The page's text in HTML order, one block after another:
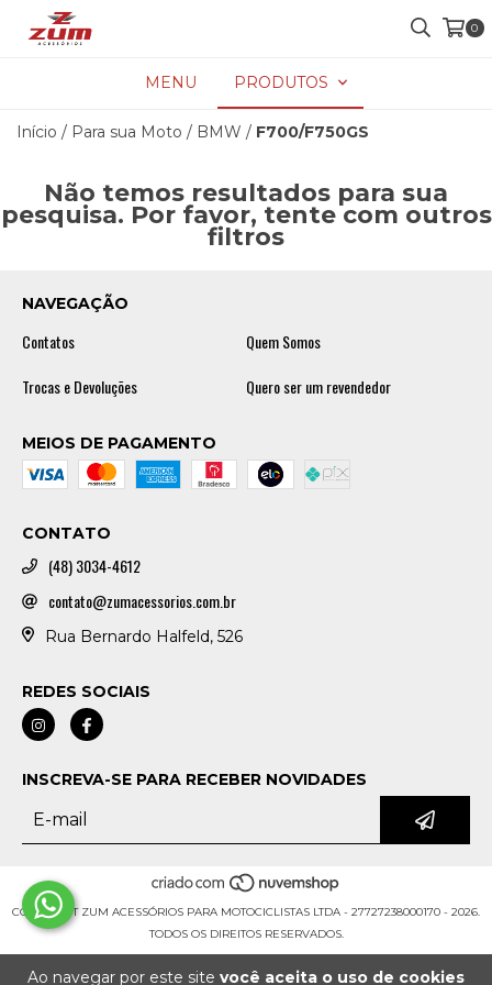
Ao navegar por este site você aceita o uso de cookies
0
MENU PRODUTOS
Início / Para sua Moto / BMW / F700/F750GS
Não temos resultados para sua
pesquisa. Por favor, tente com outros
filtros
NAVEGAÇÃO
Contatos
Quem Somos
Trocas e Devoluções
Quero ser um revendedor
MEIOS DE PAGAMENTO
CONTATO
(48) 3034-4612
contato@zumacessorios.com.br
Rua Bernardo Halfeld, 526
REDES SOCIAIS
INSCREVA-SE PARA RECEBER NOVIDADES
COPYRIGHT ZUM ACESSÓRIOS PARA MOTOCICLISTAS LTDA - 27727238000170 - 2026.
TODOS OS DIREITOS RESERVADOS.